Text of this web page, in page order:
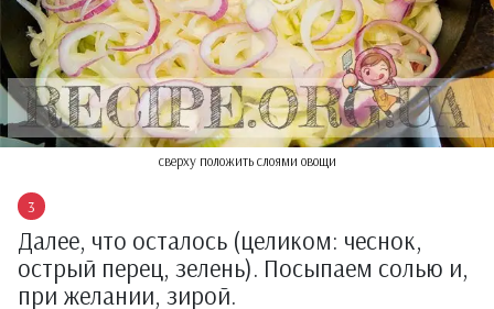
сверху положить слоями овощи
Далее, что осталось (целиком: чеснок,
острый перец, зелень). Посыпаем солью и,
при желании, зирой.